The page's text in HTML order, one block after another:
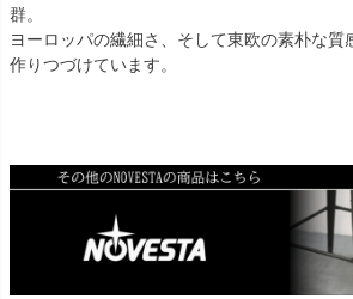
群。
ヨーロッパの繊細さ、そして東欧の素朴な質
作りつづけています。